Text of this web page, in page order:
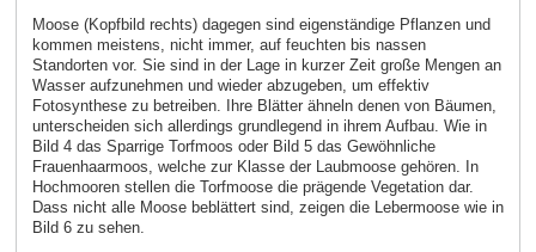
Moose (Kopfbild rechts) dagegen sind eigenständige Pflanzen und
kommen meistens, nicht immer, auf feuchten bis nassen
Standorten vor. Sie sind in der Lage in kurzer Zeit große Mengen an
Wasser aufzunehmen und wieder abzugeben, um effektiv
Fotosynthese zu betreiben. Ihre Blätter ähneln denen von Bäumen,
unterscheiden sich allerdings grundlegend in ihrem Aufbau. Wie in
Bild 4 das Sparrige Torfmoos oder Bild 5 das Gewöhnliche
Frauenhaarmoos, welche zur Klasse der Laubmoose gehören. In
Hochmooren stellen die Torfmoose die prägende Vegetation dar.
Dass nicht alle Moose beblättert sind, zeigen die Lebermoose wie in
Bild 6 zu sehen.